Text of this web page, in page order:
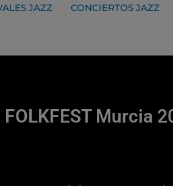
JAZZ CONCIERTOS JAZZ
Murcia